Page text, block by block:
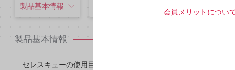
製品基本情報
製品基本情報
セレスキューの使用目的又は効果を教えてください
会員メリットについ